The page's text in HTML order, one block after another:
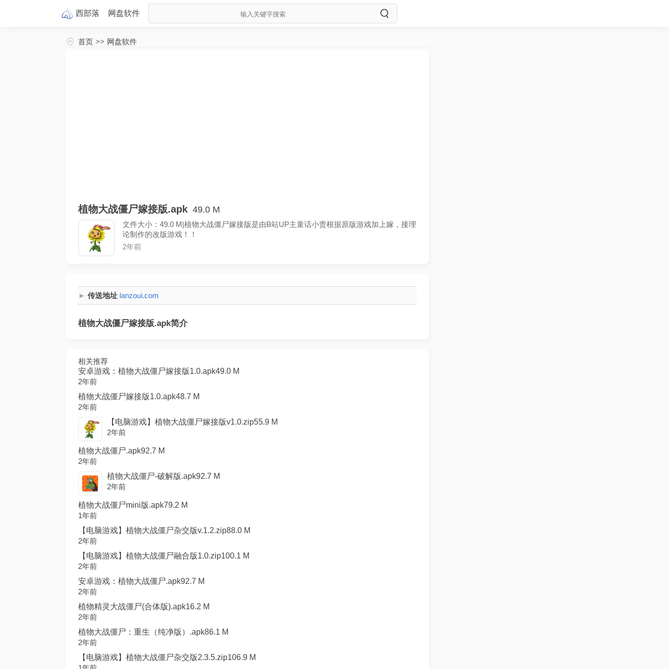
西部落 网盘软件
首页 >> 网盘软件
植物大战僵尸嫁接版.apk 49.0 M
文件大小：49.0 M|植物大战僵尸嫁接版是由B站UP主童话小责根据原版游戏加上嫁，接理
论制作的改版游戏！！
2年前
传送地址 lanzoui.com
植物大战僵尸嫁接版.apk简介
相关推荐
安卓游戏：植物大战僵尸嫁接版1.0.apk49.0 M
2年前
植物大战僵尸嫁接版1.0.apk48.7 M
2年前
【电脑游戏】植物大战僵尸嫁接版v1.0.zip55.9 M
2年前
植物大战僵尸.apk92.7 M
2年前
植物大战僵尸-破解版.apk92.7 M
2年前
植物大战僵尸mini版.apk79.2 M
1年前
【电脑游戏】植物大战僵尸杂交版v.1.2.zip88.0 M
2年前
【电脑游戏】植物大战僵尸融合版1.0.zip100.1 M
2年前
安卓游戏：植物大战僵尸.apk92.7 M
2年前
植物精灵大战僵尸(合体版).apk16.2 M
2年前
植物大战僵尸：重生（纯净版）.apk86.1 M
2年前
【电脑游戏】植物大战僵尸杂交版2.3.5.zip106.9 M